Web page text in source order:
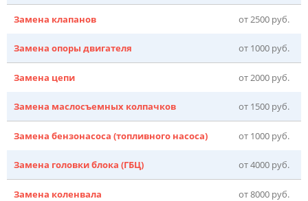
Замена клапанов от 2500 руб.
Замена опоры двигателя от 1000 руб.
Замена цепи от 2000 руб.
Замена маслосъемных колпачков от 1500 руб.
Замена бензонасоса (топливного насоса) от 1000 руб.
Замена головки блока (ГБЦ) от 4000 руб.
Замена коленвала от 8000 руб.